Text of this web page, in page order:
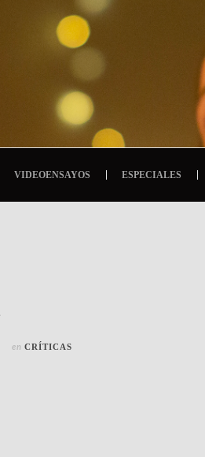
VIDEOENSAYOS ESPECIALES
en CRÍTICAS